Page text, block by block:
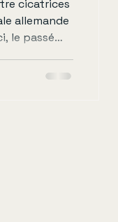
cicatrices
allemande
le passé
en 3